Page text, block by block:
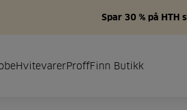
Spar 30 % på
HvitevarerProffFinn Butikk